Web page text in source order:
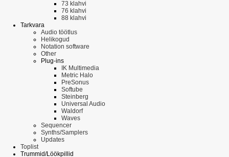
73 klahvi
76 klahvi
88 klahvi
Tarkvara
Audio töötlus
Helikogud
Notation software
Other
Plug-ins
IK Multimedia
Metric Halo
PreSonus
Softube
Steinberg
Universal Audio
Waldorf
Waves
Sequencer
Synths/Samplers
Updates
Toplist
Trummid/Löökpillid